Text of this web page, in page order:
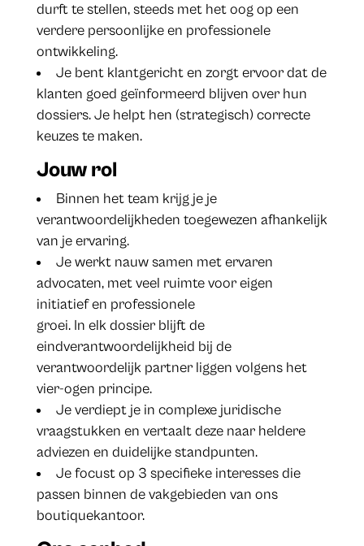
durft te stellen, steeds met het oog op een
verdere persoonlijke en professionele
ontwikkeling.
Je bent klantgericht en zorgt ervoor dat de
klanten goed geïnformeerd blijven over hun
dossiers. Je helpt hen (strategisch) correcte
keuzes te maken.
Jouw rol
Binnen het team krijg je je
verantwoordelijkheden toegewezen afhankelijk
van je ervaring.
Je werkt nauw samen met ervaren
advocaten, met veel ruimte voor eigen
initiatief en professionele
groei. In elk dossier blijft de
eindverantwoordelijkheid bij de
verantwoordelijk partner liggen volgens het
vier-ogen principe.
Je verdiept je in complexe juridische
vraagstukken en vertaalt deze naar heldere
adviezen en duidelijke standpunten.
Je focust op 3 specifieke interesses die
passen binnen de vakgebieden van ons
boutiquekantoor.